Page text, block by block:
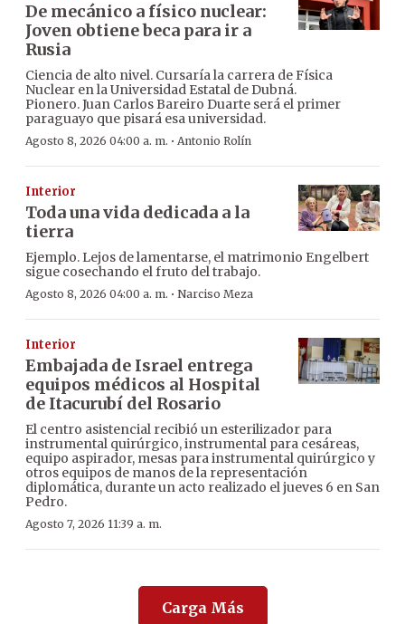
De mecánico a físico nuclear:
Joven obtiene beca para ir a
Rusia
Ciencia de alto nivel. Cursaría la carrera de Física
Nuclear en la Universidad Estatal de Dubná.
Pionero. Juan Carlos Bareiro Duarte será el primer
paraguayo que pisará esa universidad.
Agosto 8, 2026 04:00 a. m. · Antonio Rolín
Interior
Toda una vida dedicada a la
tierra
Ejemplo. Lejos de lamentarse, el matrimonio Engelbert
sigue cosechando el fruto del trabajo.
Agosto 8, 2026 04:00 a. m. · Narciso Meza
Interior
Embajada de Israel entrega
equipos médicos al Hospital
de Itacurubí del Rosario
El centro asistencial recibió un esterilizador para
instrumental quirúrgico, instrumental para cesáreas,
equipo aspirador, mesas para instrumental quirúrgico y
otros equipos de manos de la representación
diplomática, durante un acto realizado el jueves 6 en San
Pedro.
Agosto 7, 2026 11:39 a. m.
Carga Más